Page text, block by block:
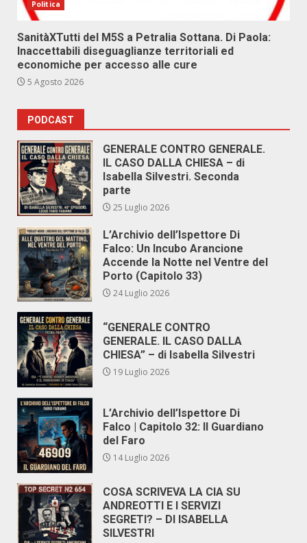
Politica
SanitàXTutti del M5S a Petralia Sottana. Di Paola:
Inaccettabili diseguaglianze territoriali ed
economiche per accesso alle cure
5 Agosto 2026
PODCAST
GENERALE CONTRO GENERALE.
IL CASO DALLA CHIESA – di
Isabella Silvestri. Seconda
parte
25 Luglio 2026
L’Archivio dell’Ispettore Di
Falco: Un Incubo Arancione
Accende la Notte nel Ventre del
Porto (Capitolo 33)
24 Luglio 2026
“GENERALE CONTRO
GENERALE. IL CASO DALLA
CHIESA” – di Isabella Silvestri
19 Luglio 2026
L’Archivio dell’Ispettore Di
Falco | Capitolo 32: Il Guardiano
del Faro
14 Luglio 2026
COSA SCRIVEVA LA CIA SU
ANDREOTTI E I SERVIZI
SEGRETI? – DI ISABELLA
SILVESTRI